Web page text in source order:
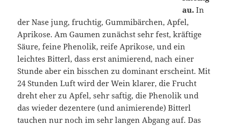
au. In
der Nase jung, fruchtig, Gummibärchen, Apfel,
Aprikose. Am Gaumen zunächst sehr fest, kräftige
Säure, feine Phenolik, reife Aprikose, und ein
leichtes Bitterl, dass erst animierend, nach einer
Stunde aber ein bisschen zu dominant erscheint. Mit
24 Stunden Luft wird der Wein klarer, die Frucht
dreht eher zu Apfel, sehr saftig, die Phenolik und
das wieder dezentere (und animierende) Bitterl
tauchen nur noch im sehr langen Abgang auf. Das